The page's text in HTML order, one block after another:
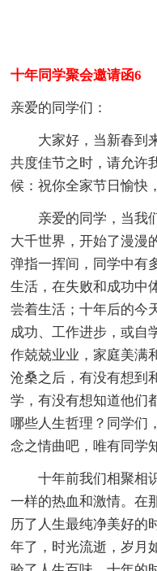
十年同学聚会邀请函6
亲爱的同学们：
大家好，当新春到来
共度佳节之时，请允许
候：祝你全家节日愉快
亲爱的同学，当我们
大千世界，开始了漫漫
弹指一挥间，同学中有
生活，在失败和成功中
尝着生活；十年后的今
成功、工作进步，或自
作兢兢业业，家庭美满
沧桑之后，有没有想到
学，有没有想知道他们
哪些人生哲理？同学们
念之情曲吧，唯有同学
十年前我们相聚相识
一样的热血和激情。在
历了人生最纯净美好的
年了，时光流逝，岁月